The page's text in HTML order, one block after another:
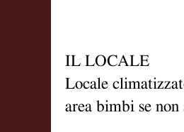
IL LOCALE
Locale
area bimbi se non